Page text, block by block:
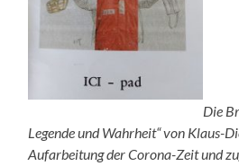
Die
Legende und Wahrheit“ von Klaus-
Aufarbeitung der Corona-Zeit und